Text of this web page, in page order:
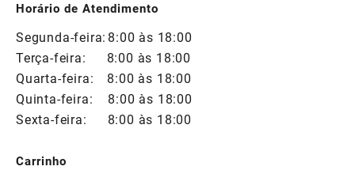
Horário de Atendimento
Segunda-feira: 8:00 às 18:00
Terça-feira:
8:00 às 18:00
Quarta-feira:
8:00 às 18:00
Quinta-feira:
8:00 às 18:00
Sexta-feira:
8:00 às 18:00
Carrinho